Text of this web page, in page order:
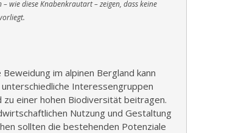
– wie diese Knabenkrautart – zeigen, dass keine
Beweidung im alpinen Bergland kann
Interessengruppen
zu einer hohen Biodiversität beitragen.
Nutzung und Gestaltung
sollten die bestehenden Potenziale